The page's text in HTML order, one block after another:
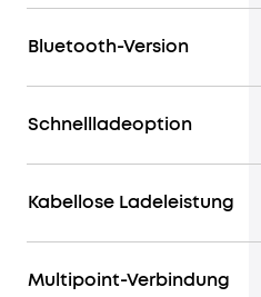
Bluetooth-Version
Schnellladeoption
Kabellose Ladeleistung
Multipoint-Verbindung